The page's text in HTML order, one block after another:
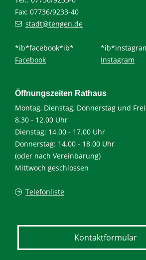
Fax: 07736/9233-40
stadt@tengen.de
*ib*facebook*ib*
Facebook
Instagram
Öffnungszeiten Rathaus
Montag, Dienstag, Donnerstag und
8.30 - 12.00 Uhr
Dienstag: 14.00 - 17.00 Uhr
Donnerstag: 14.00 - 18.00 Uhr
(oder nach Vereinbarung)
Mittwoch geschlossen
Telefonliste
Kontaktformular